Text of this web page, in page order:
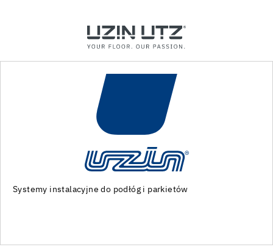
Specjalistyczne maszyny i narzędzia do